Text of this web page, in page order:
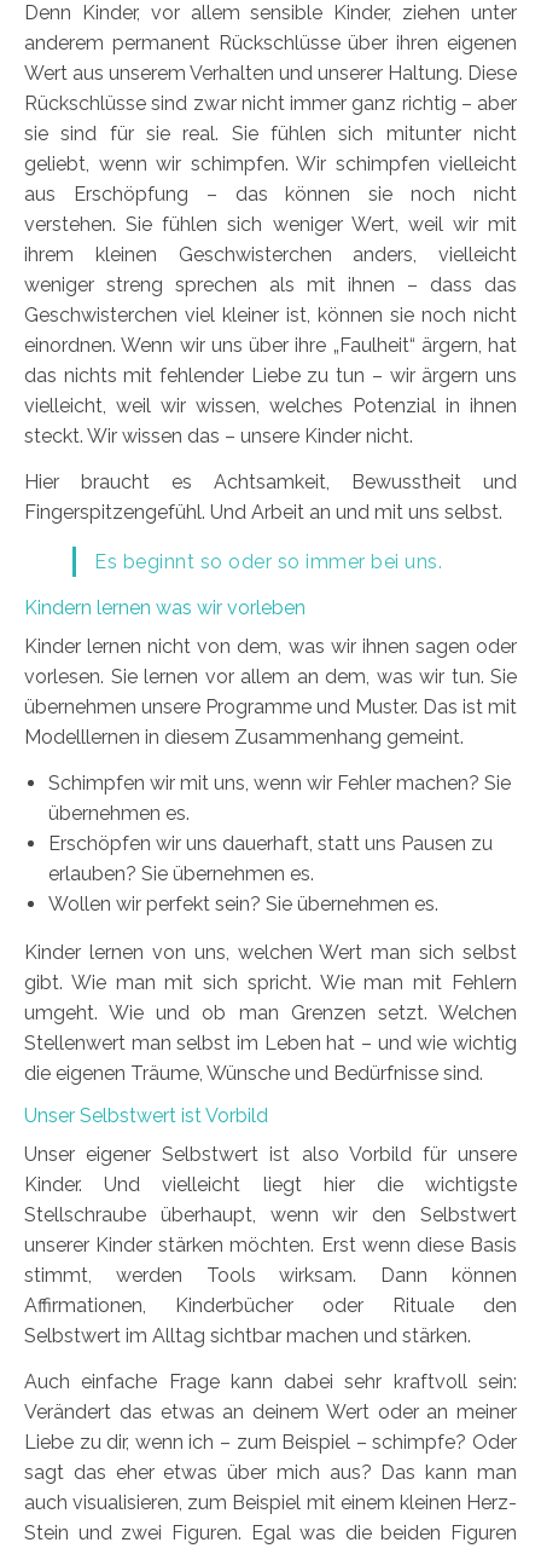
Denn Kinder, vor allem sensible Kinder, ziehen unter
anderem permanent Rückschlüsse über ihren eigenen
Wert aus unserem Verhalten und unserer Haltung. Diese
Rückschlüsse sind zwar nicht immer ganz richtig – aber
sie sind für sie real. Sie fühlen sich mitunter nicht
geliebt, wenn wir schimpfen. Wir schimpfen vielleicht
aus Erschöpfung – das können sie noch nicht
verstehen. Sie fühlen sich weniger Wert, weil wir mit
ihrem kleinen Geschwisterchen anders, vielleicht
weniger streng sprechen als mit ihnen – dass das
Geschwisterchen viel kleiner ist, können sie noch nicht
einordnen. Wenn wir uns über ihre „Faulheit“ ärgern, hat
das nichts mit fehlender Liebe zu tun – wir ärgern uns
vielleicht, weil wir wissen, welches Potenzial in ihnen
steckt. Wir wissen das – unsere Kinder nicht.
Hier braucht es Achtsamkeit, Bewusstheit und
Fingerspitzengefühl. Und Arbeit an und mit uns selbst.
Es beginnt so oder so immer bei uns.
Kindern lernen was wir vorleben
Kinder lernen nicht von dem, was wir ihnen sagen oder
vorlesen. Sie lernen vor allem an dem, was wir tun. Sie
übernehmen unsere Programme und Muster. Das ist mit
Modelllernen in diesem Zusammenhang gemeint.
Schimpfen wir mit uns, wenn wir Fehler machen? Sie
übernehmen es.
Erschöpfen wir uns dauerhaft, statt uns Pausen zu
erlauben? Sie übernehmen es.
Wollen wir perfekt sein? Sie übernehmen es.
Kinder lernen von uns, welchen Wert man sich selbst
gibt. Wie man mit sich spricht. Wie man mit Fehlern
umgeht. Wie und ob man Grenzen setzt. Welchen
Stellenwert man selbst im Leben hat – und wie wichtig
die eigenen Träume, Wünsche und Bedürfnisse sind.
Unser Selbstwert ist Vorbild
Unser eigener Selbstwert ist also Vorbild für unsere
Kinder. Und vielleicht liegt hier die wichtigste
Stellschraube überhaupt, wenn wir den Selbstwert
unserer Kinder stärken möchten. Erst wenn diese Basis
stimmt, werden Tools wirksam. Dann können
Affirmationen, Kinderbücher oder Rituale den
Selbstwert im Alltag sichtbar machen und stärken.
Auch einfache Frage kann dabei sehr kraftvoll sein:
Verändert das etwas an deinem Wert oder an meiner
Liebe zu dir, wenn ich – zum Beispiel – schimpfe? Oder
sagt das eher etwas über mich aus? Das kann man
auch visualisieren, zum Beispiel mit einem kleinen Herz-
Stein und zwei Figuren. Egal was die beiden Figuren